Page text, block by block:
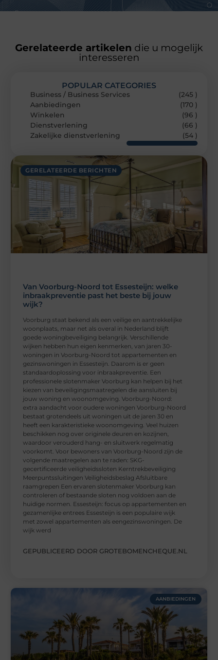
Gerelateerde artikelen die u mogelijk
interesseren
GERELATEERDE BERICHTEN
Van Voorburg-Noord tot Essesteijn: welke
inbraakpreventie past het beste bij jouw
wijk?
Voorburg staat bekend als een veilige en aantrekkelijke
woonplaats, maar net als overal in Nederland blijft
goede woningbeveiliging belangrijk. Verschillende
wijken hebben hun eigen kenmerken, van jaren 30-
woningen in Voorburg-Noord tot appartementen en
gezinswoningen in Essesteijn. Daarom is er geen
standaardoplossing voor inbraakpreventie. Een
professionele slotenmaker Voorburg kan helpen bij het
kiezen van beveiligingsmaatregelen die aansluiten bij
jouw woning en woonomgeving. Voorburg-Noord:
extra aandacht voor oudere woningen Voorburg-Noord
bestaat grotendeels uit woningen uit de jaren 30 en
heeft een karakteristieke woonomgeving. Veel huizen
beschikken nog over originele deuren en kozijnen,
waardoor verouderd hang- en sluitwerk regelmatig
voorkomt. Voor bewoners van Voorburg-Noord zijn de
volgende maatregelen aan te raden: SKG-
gecertificeerde veiligheidssloten Kerntrekbeveiliging
Meerpuntssluitingen Veiligheidsbeslag Afsluitbare
raamgrepen Een ervaren slotenmaker Voorburg kan
controleren of bestaande sloten nog voldoen aan de
huidige normen. Essesteijn: focus op appartementen en
gezamenlijke entrees Essesteijn is een populaire wijk
met zowel appartementen als eengezinswoningen. De
wijk werd
GEPUBLICEERD DOOR GROTEBOMENCHEQUE.NL
POPULAR CATEGORIES
Business / Business Services
(245 )
Aanbiedingen
(170 )
Winkelen
(96 )
Dienstverlening
(66 )
Zakelijke dienstverlening
(54 )
AANBIEDINGEN